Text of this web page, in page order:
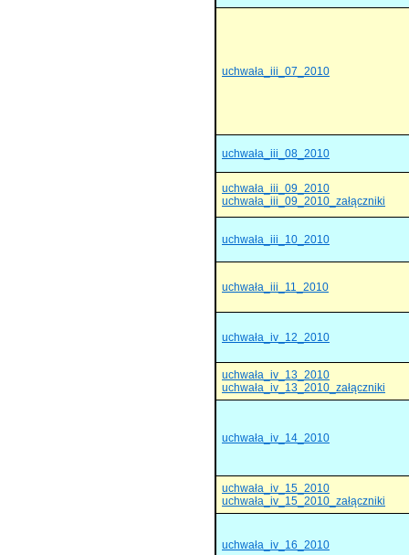
uchwała_iii_07_2010
uchwała_iii_08_2010
uchwała_iii_09_2010
uchwała_iii_09_2010_załączniki
uchwała_iii_10_2010
uchwała_iii_11_2010
uchwała_iv_12_2010
uchwała_iv_13_2010
uchwała_iv_13_2010_załączniki
uchwała_iv_14_2010
uchwała_iv_15_2010
uchwała_iv_15_2010_załączniki
uchwała_iv_16_2010